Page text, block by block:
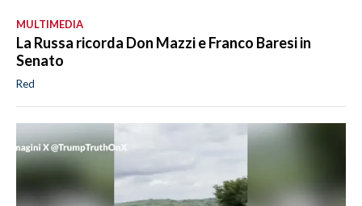
MULTIMEDIA
La Russa ricorda Don Mazzi e Franco Baresi in
Senato
Red